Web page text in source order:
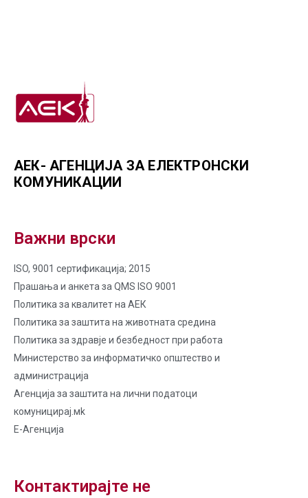
АЕК- АГЕНЦИЈА ЗА ЕЛЕКТРОНСКИ
КОМУНИКАЦИИ
Важни врски
ISO, 9001 сертификација; 2015
Прашања и анкета за QMS ISO 9001
Политика за квалитет на AЕК
Политика за заштита на животната средина
Политика за здравје и безбедност при работа
Министерство за информатичко општество и
администрација
Агенција за заштита на лични податоци
комуницирај.мk
Е-Агенција
Контактирајте не